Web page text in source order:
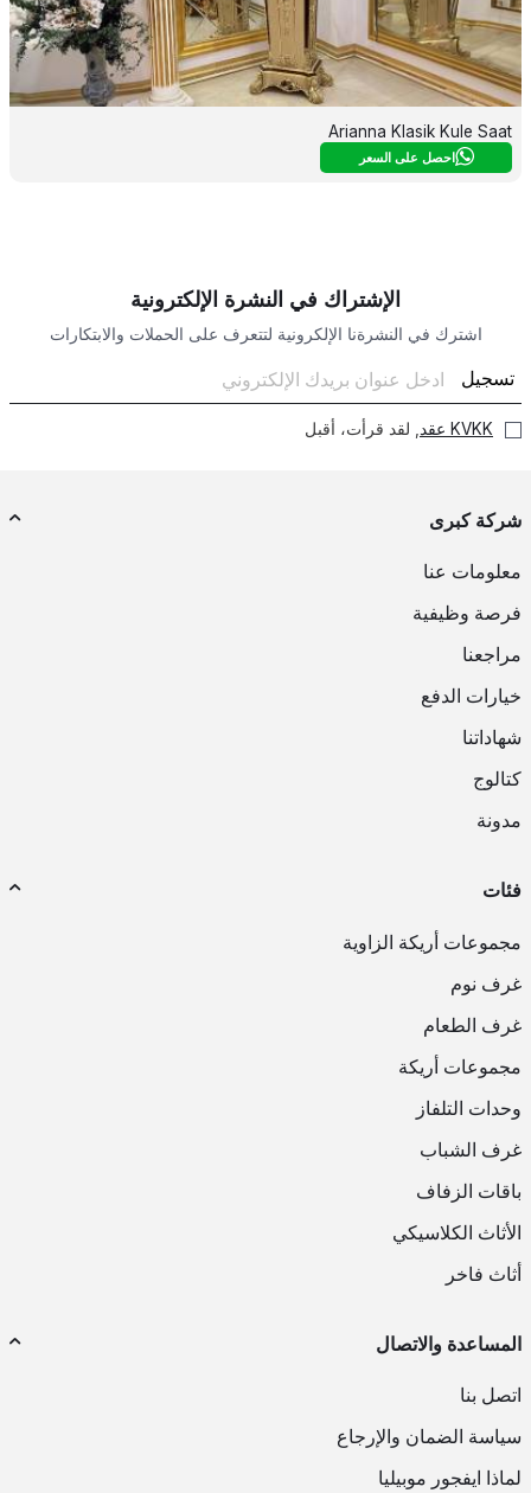
Arianna Klasik Kule Saat
احصل على السعر
الإشتراك في النشرة الإلكترونية
اشترك في النشرةنا الإلكرونية لتتعرف على الحملات والابتكارات
تسجيل
KVKK عقد , لقد قرأت، أقبل
شركة كبرى
معلومات عنا
فرصة وظيفية
مراجعنا
خيارات الدفع
شهاداتنا
كتالوج
مدونة
فئات
مجموعات أريكة الزاوية
غرف نوم
غرف الطعام
مجموعات أريكة
وحدات التلفاز
غرف الشباب
باقات الزفاف
الأثاث الكلاسيكي
أثاث فاخر
المساعدة والاتصال
اتصل بنا
سياسة الضمان والإرجاع
لماذا ايفجور موبيليا